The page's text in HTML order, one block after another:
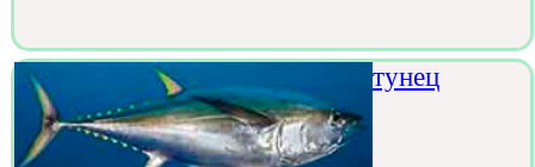
тунец